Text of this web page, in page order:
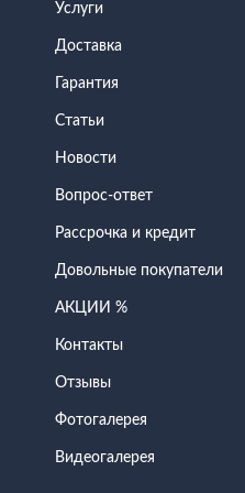
Услуги
Доставка
Гарантия
Статьи
Новости
Вопрос-ответ
Рассрочка и кредит
Довольные покупатели
АКЦИИ %
Контакты
Отзывы
Фотогалерея
Видеогалерея